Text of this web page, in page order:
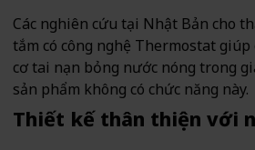
Các nghiên cứu tại Nhật Bản cho
tắm có công nghệ Thermostat
cơ tai nạn bỏng nước nóng trong
sản phẩm không có chức năng này.
Thiết kế thân thiện với